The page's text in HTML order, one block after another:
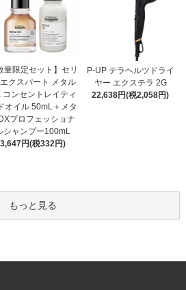
量限定セット】セリ
クスパート メタル
コンセントレイティ
オイル 50mL＋メタ
プロフェッショナ
シャンプー100mL
3,647円(税332円)
P-UP テラヘルツドライ
ヤー エクステラ 2G
22,638円(税2,058円)
もっと見る